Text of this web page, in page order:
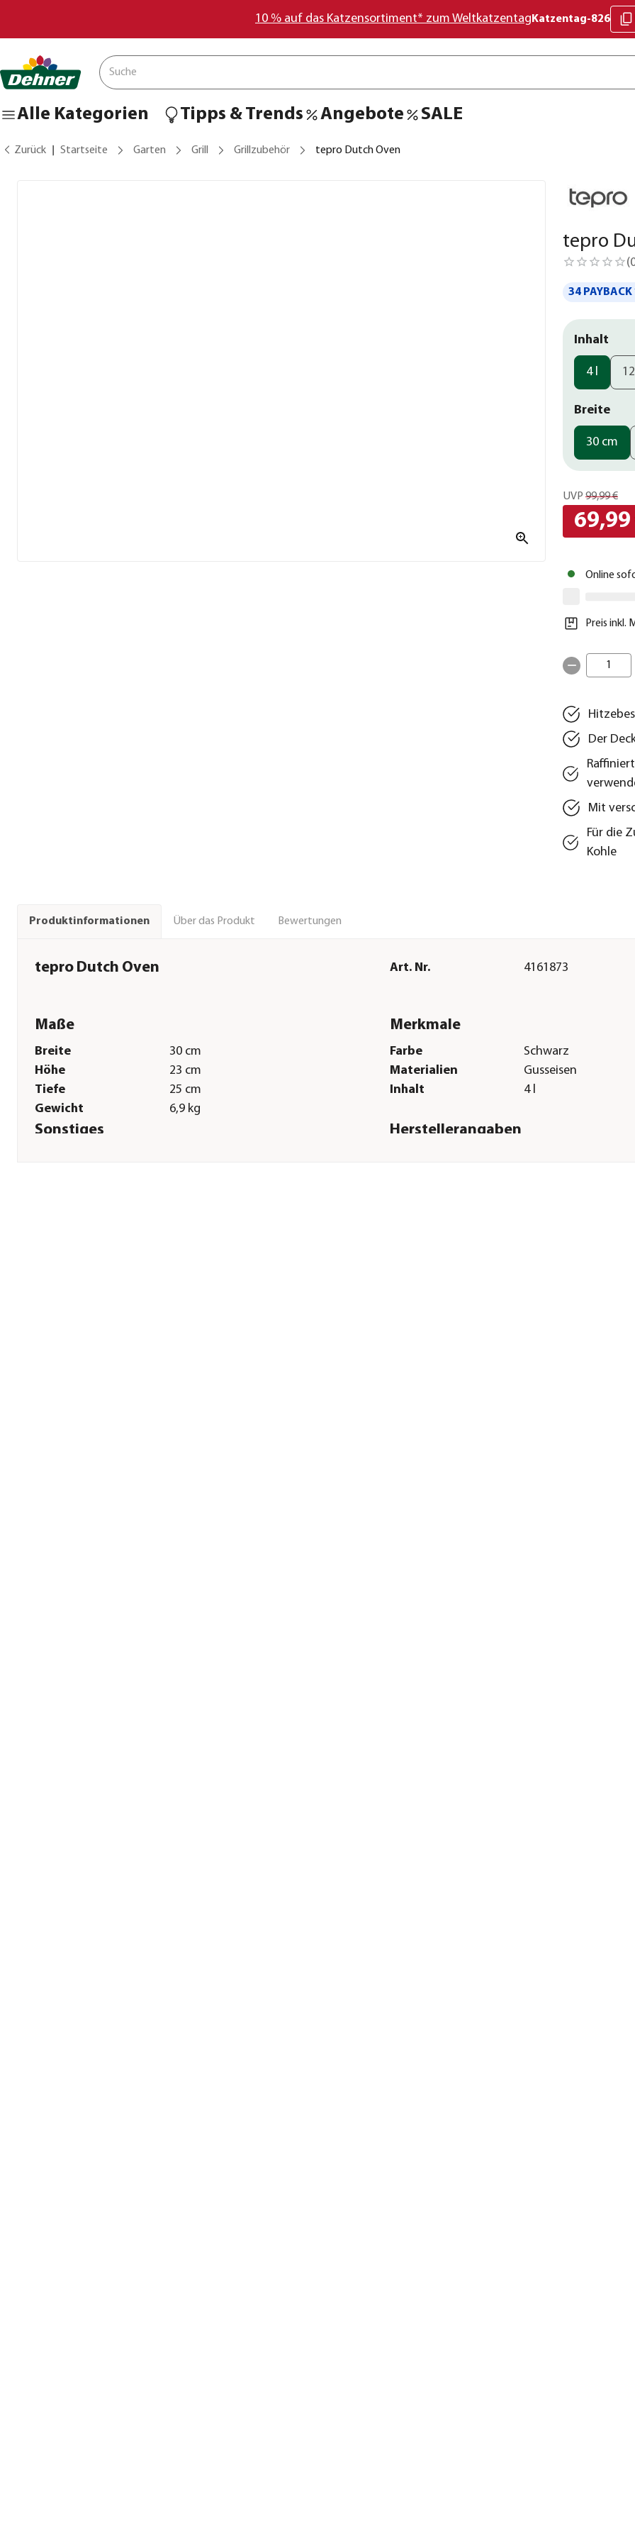
10 % auf das Katzensortiment* zum Weltkatzentag Katzentag-826
Alle Kategorien Tipps & Trends Angebote SALE
Zurück Startseite Garten Grill Grillzubehör tepro Dutch Oven
tepro
(
34
Inhalt
4 l 12 l
Breite
30 cm
UVP 99,99 €
69,99
Online
Preis inkl.
1
Der
Mit
Für die
Kohle
Produktinformationen Über das Produkt Bewertungen
tepro Dutch Oven Art. Nr. 4161873
Maße
Breite
30 cm
Höhe
23 cm
Tiefe
25 cm
Gewicht
6,9 kg
Merkmale
Farbe
Schwarz
Materialien
Gusseisen
Inhalt
4 l
Sonstiges Herstellerangaben